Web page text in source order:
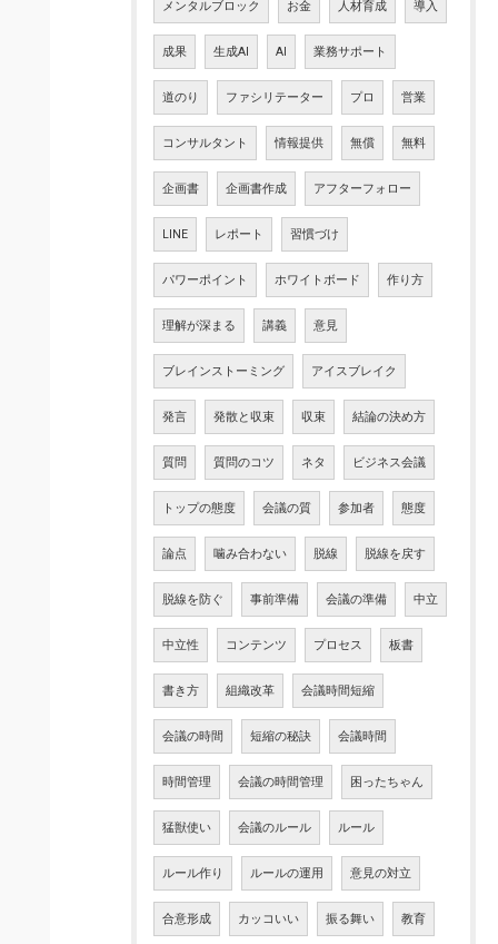
メンタルブロック お金 人材育成 導入
成果 生成AI AI 業務サポート
道のり ファシリテーター プロ 営業
コンサルタント 情報提供 無償 無料
企画書 企画書作成 アフターフォロー
LINE レポート 習慣づけ
パワーポイント ホワイトボード 作り方
理解が深まる 講義 意見
ブレインストーミング アイスブレイク
発言 発散と収束 収束 結論の決め方
質問 質問のコツ ネタ ビジネス会議
トップの態度 会議の質 参加者 態度
論点 噛み合わない 脱線 脱線を戻す
脱線を防ぐ 事前準備 会議の準備 中立
中立性 コンテンツ プロセス 板書
書き方 組織改革 会議時間短縮
会議の時間 短縮の秘訣 会議時間
時間管理 会議の時間管理 困ったちゃん
猛獣使い 会議のルール ルール
ルール作り ルールの運用 意見の対立
合意形成 カッコいい 振る舞い 教育